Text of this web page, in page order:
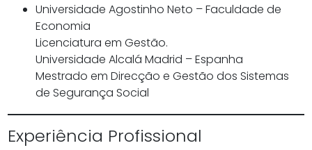
Universidade Agostinho Neto – Faculdade de
Economia
Licenciatura em Gestão.
Universidade Alcalá Madrid – Espanha
Mestrado em Direcção e Gestão dos Sistemas
de Segurança Social
Experiência Profissional